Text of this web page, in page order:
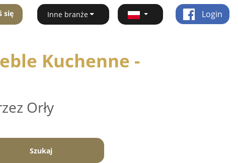
się Inne branże Login
Kuchenne -
Orły
Szukaj